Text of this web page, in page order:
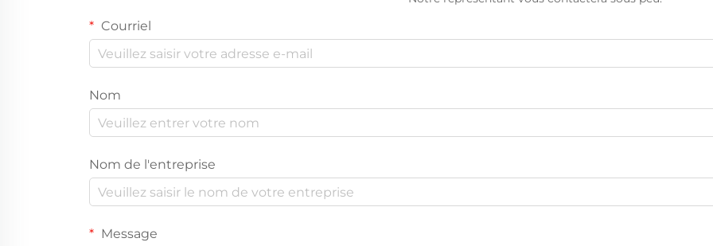
Courriel
Nom
Nom de l'entreprise
Message